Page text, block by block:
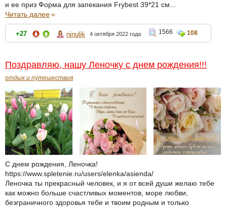
и ее приз Форма для запекания Frybest 39*21 см...
Читать далее»
+27 ninulik 4 октября 2022 года 1566 108
Поздравляю, нашу Леночку с днем рождения!!!
отдых и путешествия
С днем рождения, Леночка!
https://www.spletenie.ru/users/elenka/asienda/
Леночка ты прекрасный человек, и я от всей души желаю тебе
как можно больше счастливых моментов, море любви,
безграничного здоровья тебе и твоим родным и только